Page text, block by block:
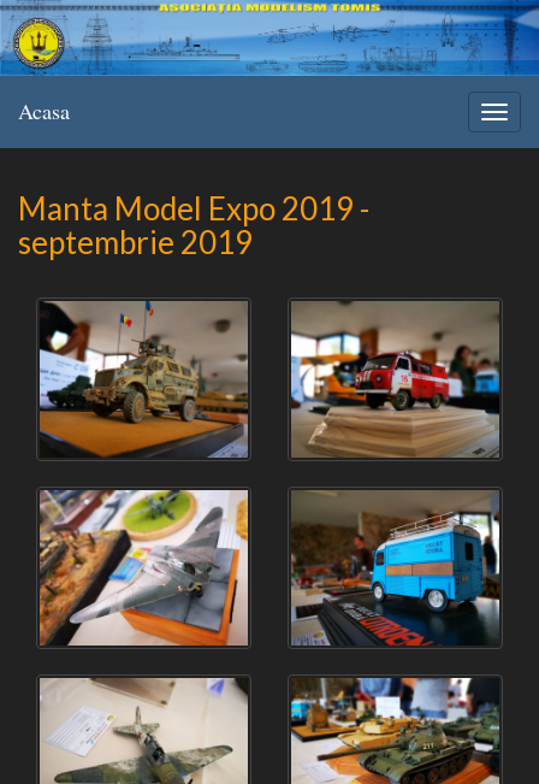
Acasa
Manta Model Expo 2019 -
septembrie 2019